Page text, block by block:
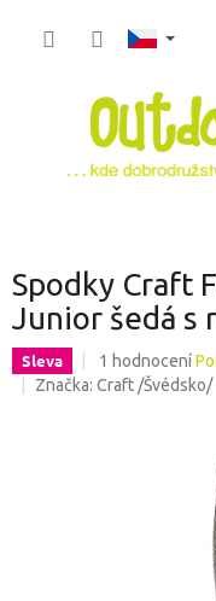
Spodky Craft
Junior šedá s
Sleva
Průměrné
hodnocení
1 hodnocení
Značka: Craft /Švédsko/